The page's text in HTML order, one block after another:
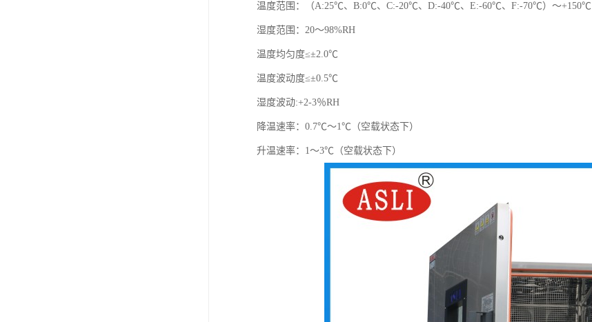
温度范围：（A:25℃、B:0℃、C:-20℃、D:-40℃、E:-60℃、F:-70℃）～+150℃
湿度范围：20～98%RH
温度均匀度≤±2.0℃
温度波动度≤±0.5℃
湿度波动:+2-3％RH
降温速率：0.7℃～1℃（空载状态下）
升温速率：1～3℃（空载状态下）